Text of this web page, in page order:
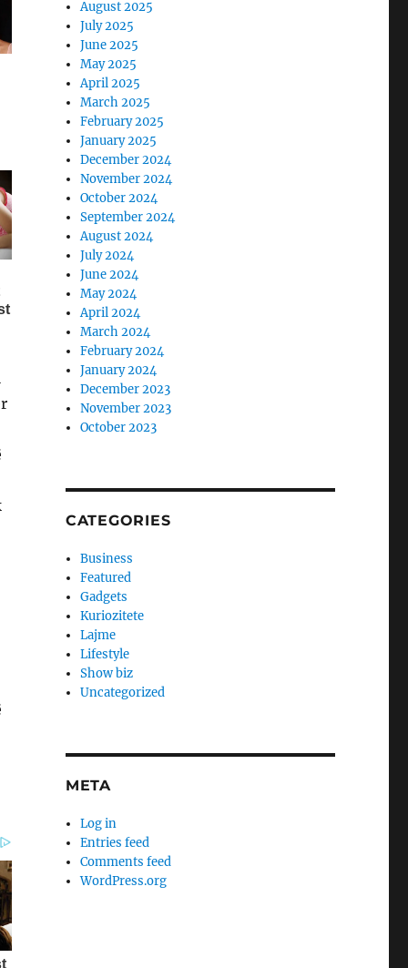
August 2025
July 2025
June 2025
May 2025
April 2025
March 2025
February 2025
January 2025
December 2024
November 2024
October 2024
September 2024
August 2024
July 2024
June 2024
May 2024
April 2024
March 2024
February 2024
January 2024
December 2023
November 2023
October 2023
CATEGORIES
Business
Featured
Gadgets
Kuriozitete
Lajme
Lifestyle
Show biz
Uncategorized
META
Log in
Entries feed
Comments feed
WordPress.org